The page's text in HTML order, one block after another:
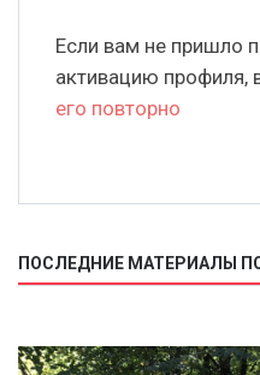
Если вам не пришло
активацию профиля,
его повторно
ПОСЛЕДНИЕ МАТЕРИАЛЫ